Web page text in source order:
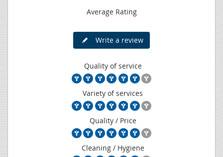
Average Rating
Write a review
Quality of service
Variety of services
Quality / Price
Cleaning / Hygiene